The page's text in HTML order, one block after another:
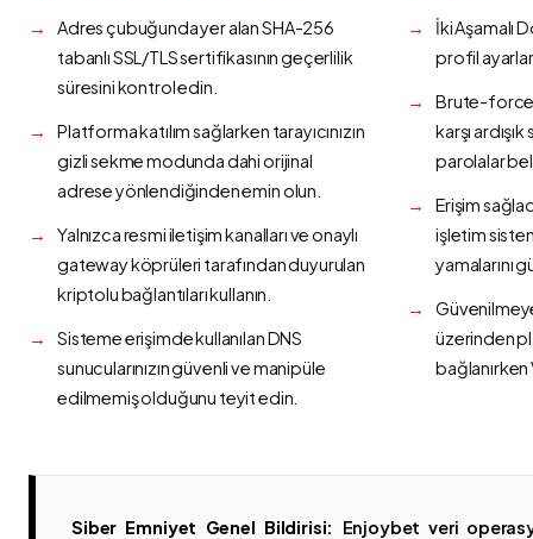
Adres çubuğunda yer alan SHA-256
tabanlı SSL/TLS sertifikasının geçerlilik
süresini kontrol edin.
Platforma katılım sağlarken tarayıcınızın
gizli sekme modunda dahi orijinal
adrese yönlendiğinden emin olun.
Yalnızca resmi iletişim kanalları ve onaylı
gateway köprüleri tarafından duyurulan
kriptolu bağlantıları kullanın.
Sisteme erişimde kullanılan DNS
sunucularınızın güvenli ve manipüle
edilmemiş olduğunu teyit edin.
İki Aşamalı
profil
Brute-force
karşı
parolalar
Erişim
işletim
yamalarını
üzerinden
bağlanırken
Siber Emniyet Genel Bildirisi:
Enjoybet veri